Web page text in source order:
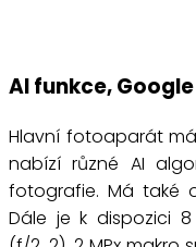
AI funkce,
Hlavní fotoaparát
nabízí různé AI
fotografie. Má také
Dále je k dispozici